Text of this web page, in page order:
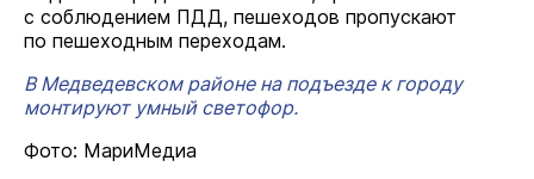
с соблюдением ПДД, пешеходов пропускают
по пешеходным переходам.
В Медведевском районе на подъезде к городу
монтируют умный светофор.
Фото: МариМедиа